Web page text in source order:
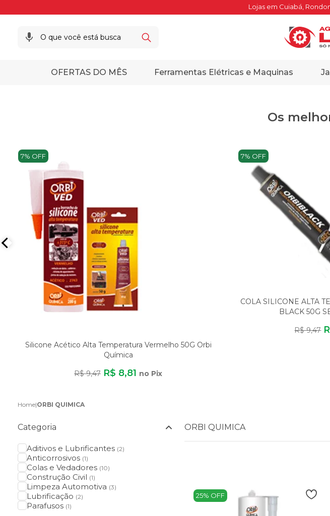
Lojas em Cuiabá,
OFERTAS DO MÊS Ferramentas Elétricas e Maquinas
Os
7% OFF
Silicone Acético Alta Temperatura Vermelho 50G Orbi
Química
R$ 9,47 R$ 8,81 no Pix
7% OFF
COLA SILICONE ALTA
BLACK 50G
R$ 9,47
Home|ORBI QUIMICA
Categoria
Aditivos e Lubrificantes (2)
Anticorrosivos (1)
Colas e Vedadores (10)
Construção Civil (1)
Limpeza Automotiva (3)
Lubrificação (2)
Parafusos (1)
ORBI QUIMICA
25% OFF